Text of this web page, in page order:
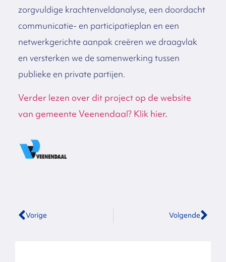
zorgvuldige krachtenveldanalyse, een doordacht
communicatie- en participatieplan en een
netwerkgerichte aanpak creëren we draagvlak
en versterken we de samenwerking tussen
publieke en private partijen.
Verder lezen over dit project op de website
van gemeente Veenendaal? Klik hier.
Vorige Volgende